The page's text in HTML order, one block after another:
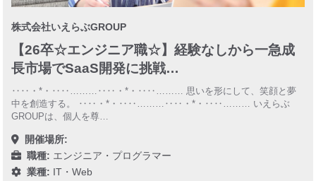
株式会社いえらぶGROUP
【26卒☆エンジニア職☆】経験なしから一急成
長市場でSaaS開発に挑戦…
‥‥・*・‥‥………‥‥・*・‥‥……… 思いを形にして、笑顔と夢
中を創造する。 ‥‥・*・‥‥………‥‥・*・‥‥……… いえらぶ
GROUPは、個人を尊…
開催場所:
職種: エンジニア・プログラマー
業種: IT・Web